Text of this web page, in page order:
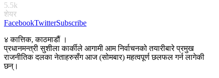
5.5k
शेयर
FacebookTwitterSubscribe
४ कात्तिक, काठमाडौं ।
प्रधानमन्त्री सुशीला कार्कीले आगामी आम निर्वाचनको तयारीबारे प्रमुख
राजनीतिक दलका नेताहरुसँग आज (सोमबार) महत्वपूर्ण छलफल गर्न लागेकी
छन्।